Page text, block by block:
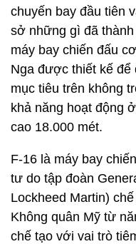
chuyến bay đầu tiên
sở những gì đã
máy bay chiến đấu
Nga được thiết kế để
mục tiêu trên không
khả năng hoạt động
cao 18.000 mét.
F-16 là máy bay
tư do tập đoàn
Lockheed Martin)
Không quân Mỹ từ
chế tạo với vai trò